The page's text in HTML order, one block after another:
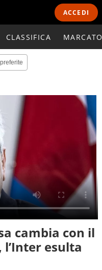
ACCEDI
CLASSIFICA
cambia con il
esulta